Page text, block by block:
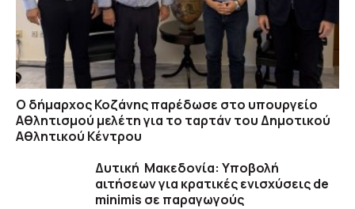
O δήμαρχος Κοζάνης παρέδωσε στο υπουργείο
Αθλητισμού μελέτη για το ταρτάν του Δημοτικού
Αθλητικού Κέντρου
Δυτική Μακεδονία: Υποβολή
αιτήσεων για κρατικές ενισχύσεις de
minimis σε παραγωγούς